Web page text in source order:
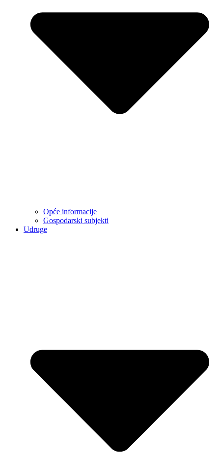
Opće informacije
Gospodarski subjekti
Udruge